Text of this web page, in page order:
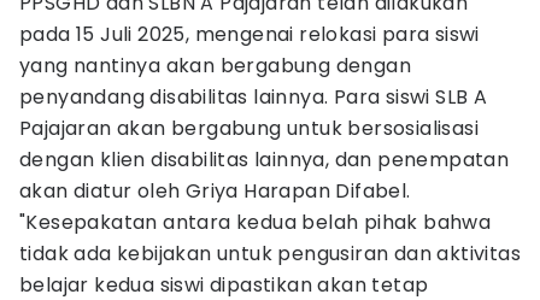
pada 15 Juli 2025, mengenai relokasi para siswi
yang nantinya akan bergabung dengan
penyandang disabilitas lainnya. Para siswi SLB A
Pajajaran akan bergabung untuk bersosialisasi
dengan klien disabilitas lainnya, dan penempatan
akan diatur oleh Griya Harapan Difabel.
"Kesepakatan antara kedua belah pihak bahwa
tidak ada kebijakan untuk pengusiran dan aktivitas
belajar kedua siswi dipastikan akan tetap